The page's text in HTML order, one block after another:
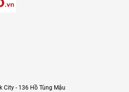
City - 136 Hồ Tùng Mậu